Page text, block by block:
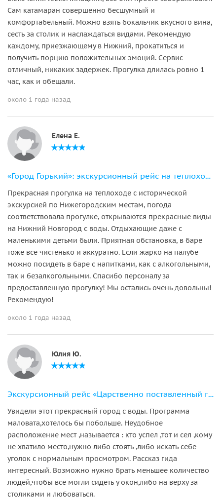
Сам катамаран совершенно бесшумный и
комфортабельный. Можно взять бокальчик вкусного вина,
сесть за столик и наслаждаться видами. Рекомендую
каждому, приезжающему в Нижний, прокатиться и
получить порцию положительных эмоций. Сервис
отличный, никаких задержек. Прогулка длилась ровно 1
час, как и обещали.
около 1 года назад
Елена Е.
«Город Горький»: экскурсионный рейс на теплоходах «Москва-143»/«Москва-198»
Прекрасная прогулка на теплоходе с исторической
экскурсией по Нижегородским местам, погода
соответствовала прогулке, открываются прекрасные виды
на Нижний Новгород с воды. Отдыхающие даже с
маленькими детьми были. Приятная обстановка, в баре
тоже все чистенько и аккуратно. Если жарко на палубе
можно посидеть в баре с напитками, как с алкогольными,
так и безалкогольными. Спасибо персоналу за
предоставленную прогулку! Мы остались очень довольны!
Рекомендую!
около 1 года назад
Юлия Ю.
Экскурсионный рейс «Царственно поставленный город» на катамаране ЭкоходЪ
Увидели этот прекрасный город с воды. Программа
маловата,хотелось бы побольше. Неудобное
расположение мест ,называется : кто успел ,тот и сел ,кому
не хватило место,нужно либо стоять ,либо искать себе
уголок с нормальным просмотром. Рассказ гида
интересный. Возможно нужно брать меньшее количество
людей,чтобы все могли сидеть у окон,либо на верху за
столиками и любоваться.